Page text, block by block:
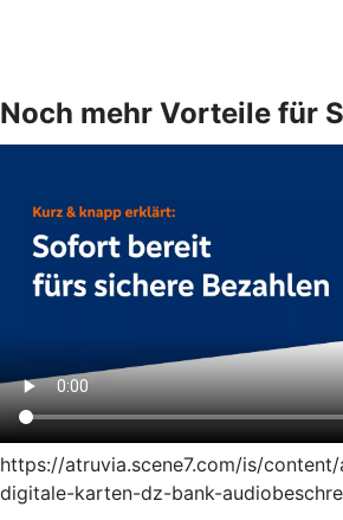
Noch mehr Vorteile für
https://atruvia.scene7.com/is/
digitale-karten-dz-bank-